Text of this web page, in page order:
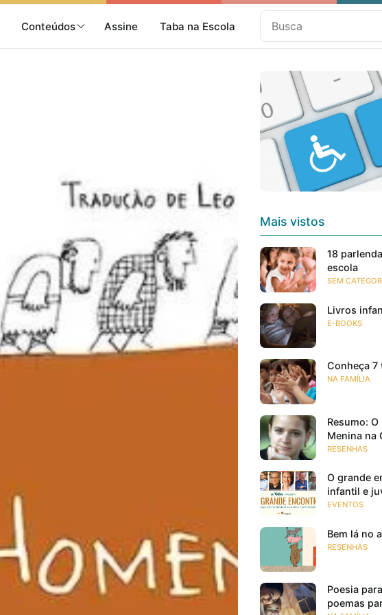
Conteúdos Assine Taba na Escola
Mais vistos
18
escola
SEM
Livros
E-BOOKS
Conheça 7
NA FAMÍLIA
Resumo:
Menina na
RESENHAS
O grande
infantil e
EVENTOS
Bem lá no
RESENHAS
Poesia
poemas